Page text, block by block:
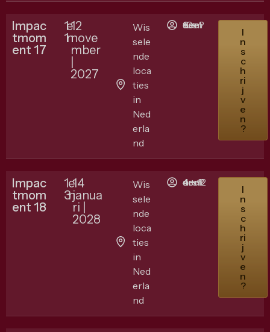
Impac
tmom
ent 17
1
1
e
n
12
nove
mber
2027
Wis
sele
nde
loca
ties
in
Ned
erla
nd
6 + 10 deelnemers ?
I
n
s
c
h
ri
j
v
e
n
?
Impac
tmom
ent 18
1
3
e
n
14
janua
ri |
2028
Wis
sele
nde
loca
ties
in
Ned
erla
nd
4 + 12 deelnemers ?
I
n
s
c
h
ri
j
v
e
n
?